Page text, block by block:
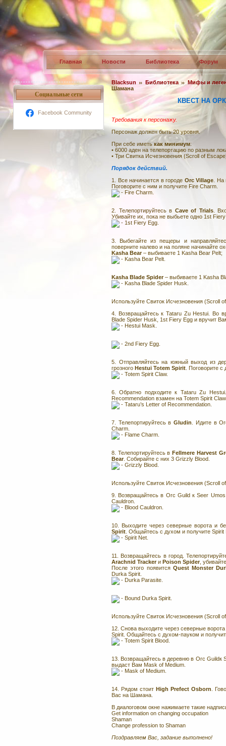
Главная Новости Библиотека Форум
Социальные сети
Facebook Community
Blacksun Библиотека
Мифы и
Шамана
КВЕСТ НА
Требования к персонажу.
Персонаж должен быть 20 уровня.
При себе иметь как минимум:
• 6000 аден на телепортацию по разным
• Три Свитка Исчезновения (Scroll of
Порядок действий.
1. Все начинается в городе Orc Village .
Поговорите с ним и получите Fire Charm.
- Fire Charm.
2. Телепортируйтесь в Cave of Trials.
Убивайте их, пока не выбьете одно 1st
- 1st Fiery Egg.
3. Выбегайте из пещеры и
поверните налево и на поляне начинайте
Kasha Bear– выбиваете 1 Kasha Bear Pelt;
- Kasha Bear Pelt.
Kasha Blade Spider– выбиваете 1 Kasha
- Kasha Blade Spider Husk.
Используйте Свиток Исчезновения (Scroll
4. Возвращайтесь к Tataru Zu Hestui. Во
Blade Spider Husk, 1st Fiery Egg и вручит
- Hestui Mask.
- 2nd Fiery Egg.
5. Отправляйтесь на южный выход из
грозного Hestui Totem Spirit . Поговорите
- Totem Spirit Claw.
6. Обратно подходите к Tataru Zu
Recommendation взамен на Totem Spirit
- Tataru’s Letter of Recommendation.
7. Телепортируйтесь вGludin
. Идите в
Charm.
- Flame Charm.
8. Телепортируйтесь вFellmere Harvest
Bear. Собирайте с них 3 Grizzly Blood.
- Grizzly Blood.
Используйте Свиток Исчезновения (Scroll
9. Возвращайтесь в Orc Guild к Seer
Cauldron.
- Blood Cauldron.
10. Выходите через северные ворота и
Spirit . Общайтесь с духом и получите Spirit
- Spirit Net.
11. Возвращайтесь в город.
Arachnid Trackerи Poison Spider,
После этого появится Quest Monster
Durka Spirit.
- Durka Parasite.
- Bound Durka Spirit.
Используйте Свиток Исчезновения (Scroll
12. Снова выходите через северные
Spirit. Общайтесь с духом-пауком и
- Totem Spirit Blood.
13. Возвращайтесь в деревню в Orc Guildк
выдаст Вам Mask of Medium.
- Mask of Medium.
14. Рядом стоит High Prefect Osborn .
Вас на Шамана.
В диалоговом окне нажимаете такие
Get information on changing occupation
Shaman
Change profession to Shaman
Поздравляем Вас, задание выполнено!